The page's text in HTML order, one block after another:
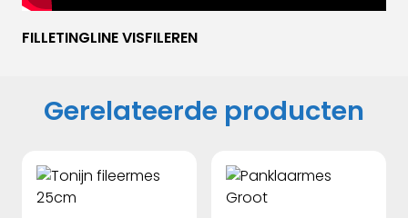
FILLETINGLINE VISFILEREN
Gerelateerde producten